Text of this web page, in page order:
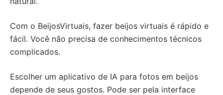
Com o BeijosVirtuais, fazer beijos virtuais é rápido e
fácil. Você não precisa de conhecimentos técnicos
complicados.
Escolher um aplicativo de IA para fotos em beijos
depende de seus gostos. Pode ser pela interface